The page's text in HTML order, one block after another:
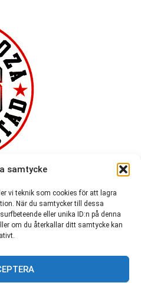
samtycke
vi teknik som cookies för att lagra
När du samtycker till dessa
eller unika ID:n på denna
om du återkallar ditt samtycke kan